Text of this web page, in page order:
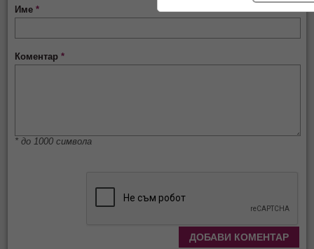
Име*
Коментар*
* до 1000 символа